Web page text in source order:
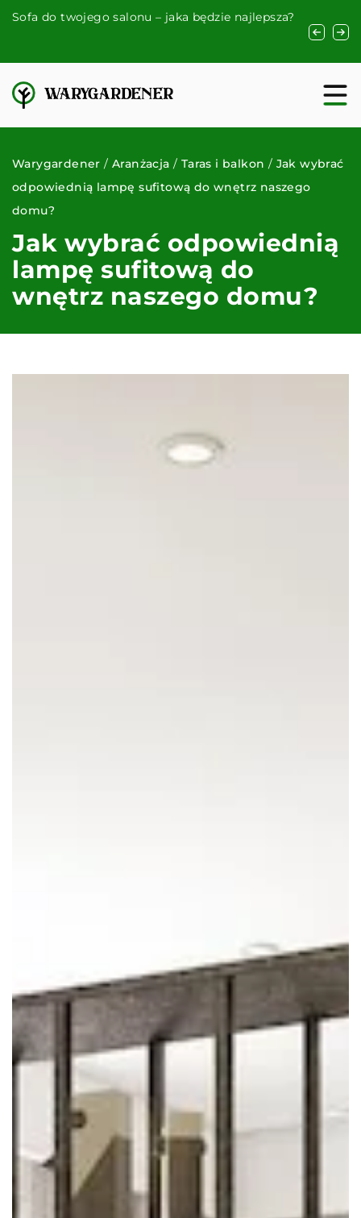
Sofa do twojego salonu – jaka będzie najlepsza?
Warygardener /Aranżacja / Taras i balkon / Jak wybrać
odpowiednią lampę sufitową do wnętrz naszego
domu?
Jak wybrać odpowiednią
lampę sufitową do
wnętrz naszego domu?